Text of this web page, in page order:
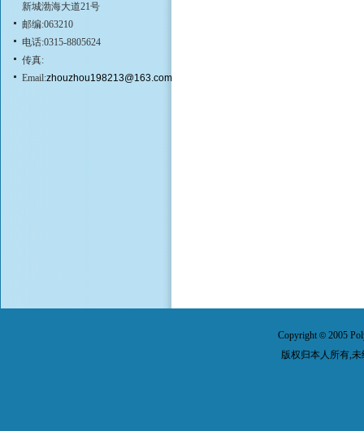
新城渤海大道21号
邮编:063210
电话:0315-8805624
传真:
Email:zhouzhou198213@163.com
Copyright© 2005
版权归本人所有,